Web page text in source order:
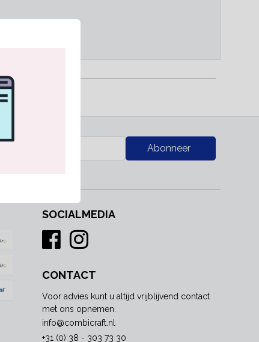
Abonneer
SOCIALMEDIA
CONTACT
Voor advies kunt u altijd vrijblijvend contact
met ons opnemen.
info@combicraft.nl
+31 (0) 38 - 303 73 30